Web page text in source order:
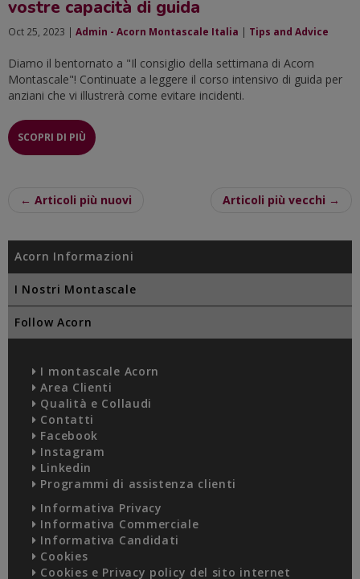
vostre capacità di guida
Oct 25, 2023 | Admin - Acorn Montascale Italia | Tips and Advice
Diamo il bentornato a "Il consiglio della settimana di Acorn
Montascale"! Continuate a leggere il corso intensivo di guida per
anziani che vi illustrerà come evitare incidenti.
SCOPRI DI PIÙ
← Articoli più nuovi Articoli più vecchi →
Acorn Informazioni
I Nostri Montascale
Follow Acorn
I montascale Acorn
Area Clienti
Qualità e Collaudi
Contatti
Facebook
Instagram
Linkedin
Programmi di assistenza clienti
Informativa Privacy
Informativa Commerciale
Informativa Candidati
Cookies
Cookies e Privacy policy del sito internet